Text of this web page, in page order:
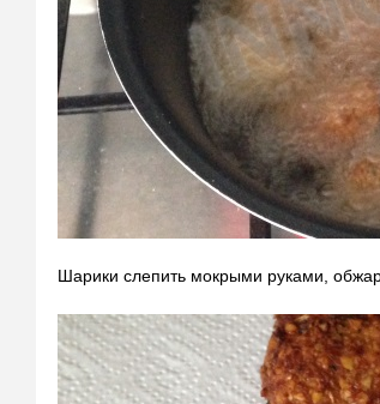
Шарики слепить мокрыми руками,